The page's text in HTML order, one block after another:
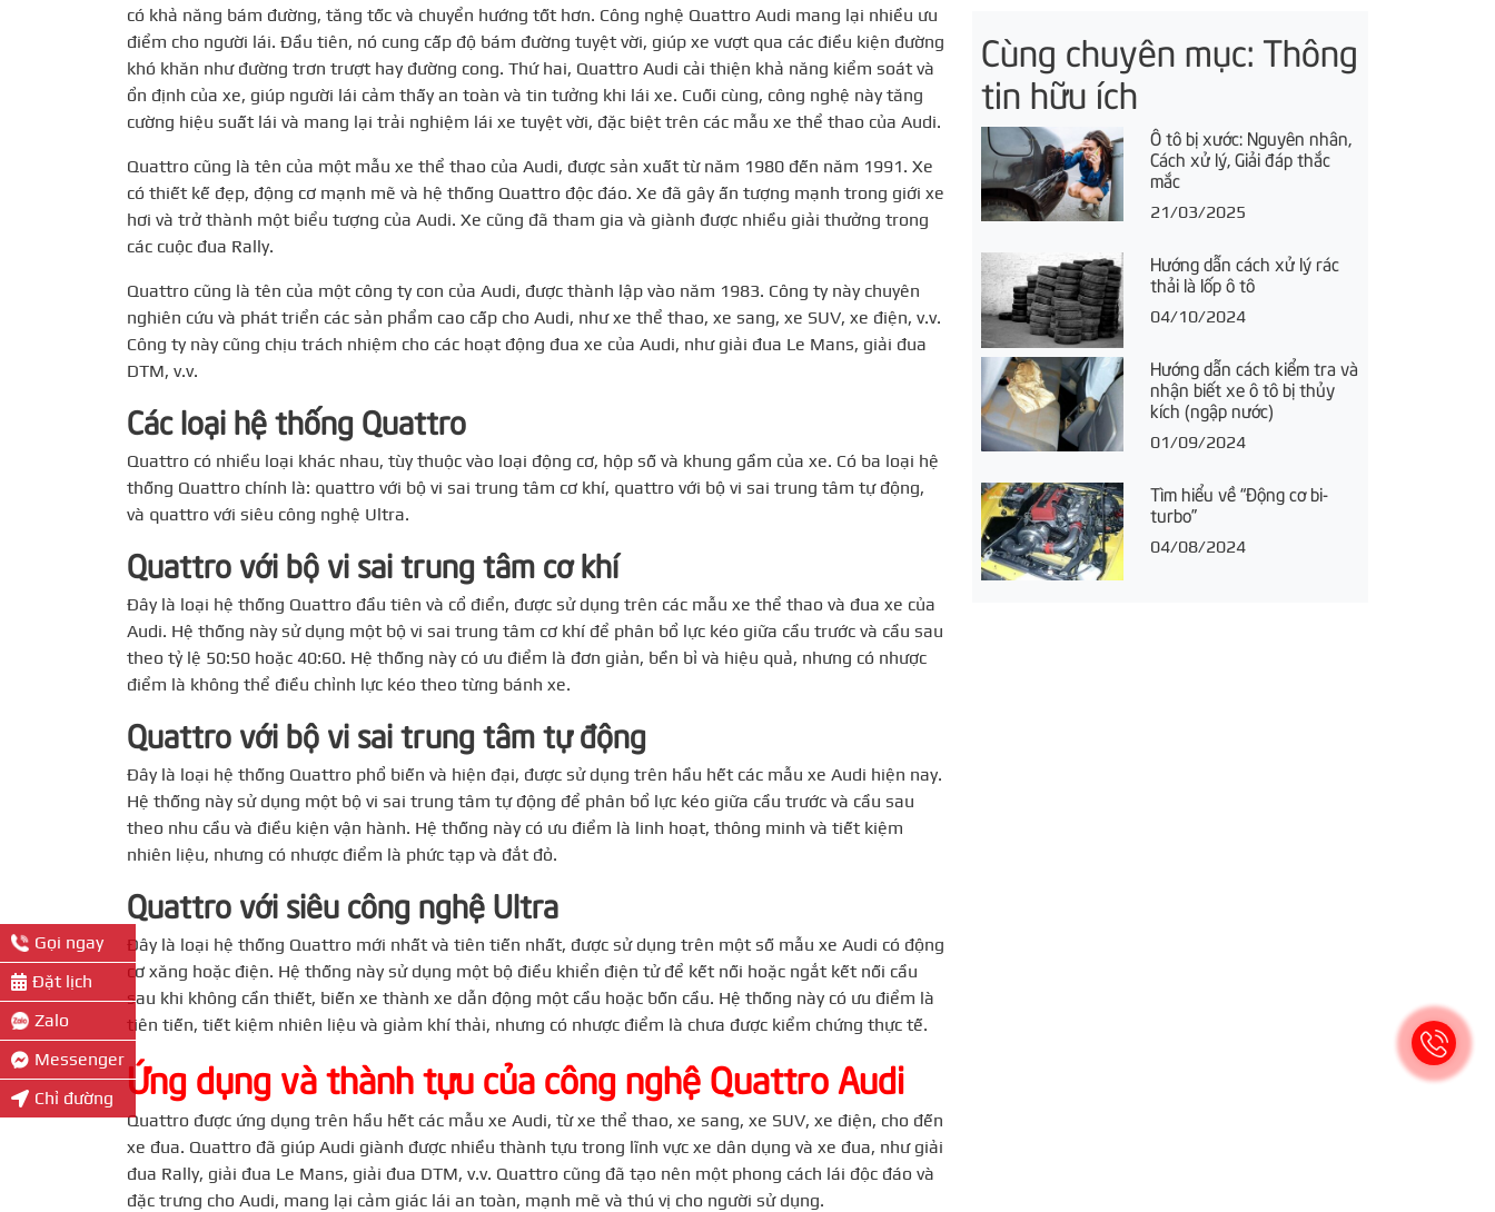
có khả năng bám đường, tăng tốc và chuyển hướng tốt hơn. Công nghệ Quattro Audi mang lại nhiều ưu
điểm cho người lái. Đầu tiên, nó cung cấp độ bám đường tuyệt vời, giúp xe vượt qua các điều kiện đường
khó khăn như đường trơn trượt hay đường cong. Thứ hai, Quattro Audi cải thiện khả năng kiểm soát và
ổn định của xe, giúp người lái cảm thấy an toàn và tin tưởng khi lái xe. Cuối cùng, công nghệ này tăng
cường hiệu suất lái và mang lại trải nghiệm lái xe tuyệt vời, đặc biệt trên các mẫu xe thể thao của Audi.
Quattro cũng là tên của một mẫu xe thể thao của Audi, được sản xuất từ năm 1980 đến năm 1991. Xe
có thiết kế đẹp, động cơ mạnh mẽ và hệ thống Quattro độc đáo. Xe đã gây ấn tượng mạnh trong giới xe
hơi và trở thành một biểu tượng của Audi. Xe cũng đã tham gia và giành được nhiều giải thưởng trong
các cuộc đua Rally.
Quattro cũng là tên của một công ty con của Audi, được thành lập vào năm 1983. Công ty này chuyên
nghiên cứu và phát triển các sản phẩm cao cấp cho Audi, như xe thể thao, xe sang, xe SUV, xe điện, v.v.
Công ty này cũng chịu trách nhiệm cho các hoạt động đua xe của Audi, như giải đua Le Mans, giải đua
DTM, v.v.
Các loại hệ thống Quattro
Quattro có nhiều loại khác nhau, tùy thuộc vào loại động cơ, hộp số và khung gầm của xe. Có ba loại hệ
thống Quattro chính là: quattro với bộ vi sai trung tâm cơ khí, quattro với bộ vi sai trung tâm tự động,
và quattro với siêu công nghệ Ultra.
Quattro với bộ vi sai trung tâm cơ khí
Đây là loại hệ thống Quattro đầu tiên và cổ điển, được sử dụng trên các mẫu xe thể thao và đua xe của
Audi. Hệ thống này sử dụng một bộ vi sai trung tâm cơ khí để phân bổ lực kéo giữa cầu trước và cầu sau
theo tỷ lệ 50:50 hoặc 40:60. Hệ thống này có ưu điểm là đơn giản, bền bỉ và hiệu quả, nhưng có nhược
điểm là không thể điều chỉnh lực kéo theo từng bánh xe.
Quattro với bộ vi sai trung tâm tự động
Đây là loại hệ thống Quattro phổ biến và hiện đại, được sử dụng trên hầu hết các mẫu xe Audi hiện nay.
Hệ thống này sử dụng một bộ vi sai trung tâm tự động để phân bổ lực kéo giữa cầu trước và cầu sau
theo nhu cầu và điều kiện vận hành. Hệ thống này có ưu điểm là linh hoạt, thông minh và tiết kiệm
nhiên liệu, nhưng có nhược điểm là phức tạp và đắt đỏ.
Quattro với siêu công nghệ Ultra
Đây là loại hệ thống Quattro mới nhất và tiên tiến nhất, được sử dụng trên một số mẫu xe Audi có động
cơ xăng hoặc điện. Hệ thống này sử dụng một bộ điều khiển điện tử để kết nối hoặc ngắt kết nối cầu
sau khi không cần thiết, biến xe thành xe dẫn động một cầu hoặc bốn cầu. Hệ thống này có ưu điểm là
tiên tiến, tiết kiệm nhiên liệu và giảm khí thải, nhưng có nhược điểm là chưa được kiểm chứng thực tế.
Ứng dụng và thành tựu của công nghệ Quattro Audi
Quattro được ứng dụng trên hầu hết các mẫu xe Audi, từ xe thể thao, xe sang, xe SUV, xe điện, cho đến
xe đua. Quattro đã giúp Audi giành được nhiều thành tựu trong lĩnh vực xe dân dụng và xe đua, như giải
đua Rally, giải đua Le Mans, giải đua DTM, v.v. Quattro cũng đã tạo nên một phong cách lái độc đáo và
đặc trưng cho Audi, mang lại cảm giác lái an toàn, mạnh mẽ và thú vị cho người sử dụng.
Cùng chuyên mục: Thông
tin hữu ích
Ô tô bị xước: Nguyên nhân,
Cách xử lý, Giải đáp thắc
mắc
21/03/2025
Hướng dẫn cách xử lý rác
thải là lốp ô tô
04/10/2024
Hướng dẫn cách kiểm tra và
nhận biết xe ô tô bị thủy
kích (ngập nước)
01/09/2024
Tìm hiểu về “Động cơ bi-
turbo”
04/08/2024
Gọi ngay
Đặt lịch
Zalo
Messenger
Chỉ đường